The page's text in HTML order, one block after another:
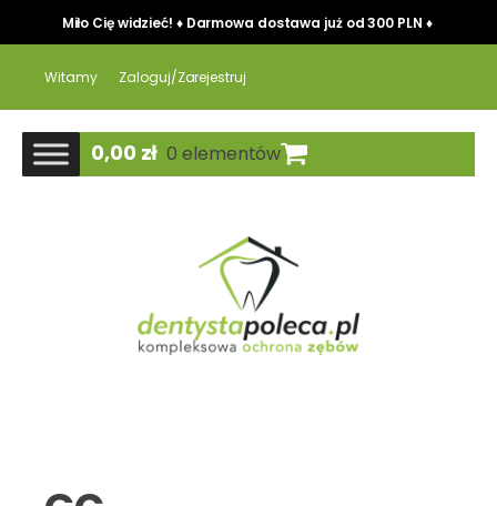
Miło Cię widzieć! ♦ Darmowa dostawa już od 300 PLN ♦
Witamy Zaloguj/Zarejestruj
0,00 zł 0 elementów